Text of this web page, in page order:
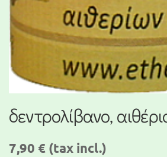
δεντρολίβανο,
7,90 € (tax incl.)